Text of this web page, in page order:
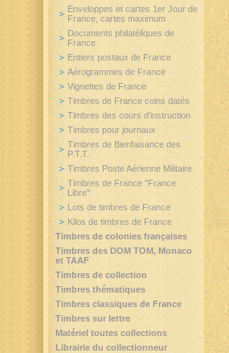
Enveloppes et cartes 1er Jour de
France, cartes maximum
Documents philatéliques de
France
Entiers postaux de France
Aérogrammes de France
Vignettes de France
Timbres de France coins datés
Timbres des cours d'instruction
Timbres pour journaux
Timbres de Bienfaisance des
P.T.T.
Timbres Poste Aérienne Militaire
Timbres de France "France
Libre"
Lots de timbres de France
Kilos de timbres de France
Timbres de colonies françaises
Timbres des DOM TOM, Monaco
et TAAF
Timbres de collection
Timbres thématiques
Timbres classiques de France
Timbres sur lettre
Matériel toutes collections
Librairie du collectionneur